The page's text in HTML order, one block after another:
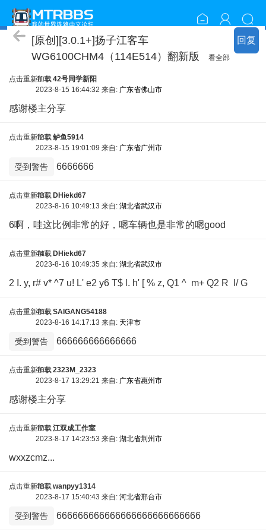
回复
资源包分享
[原创][3.0.1+]扬子江客车
WG6100CHM4（114E514）翻新版
看全部
点击重新加载
41车 42号同学新阳
2023-8-15 16:44:32 来自: 广东省佛山市
感谢楼主分享
点击重新加载
42车 鲈鱼5914
2023-8-15 19:01:09 来自: 广东省广州市
受到警告 6666666
点击重新加载
43车 DHiekd67
2023-8-16 10:49:13 来自: 湖北省武汉市
6啊，哇这比例非常的好，嗯车辆也是非常的嗯good
点击重新加载
44车 DHiekd67
2023-8-16 10:49:35 来自: 湖北省武汉市
2 I. y, r# v* ^7 u! L' e2 y6 T$ l. h' [ % z, Q1 ^ m+ Q2 R I/ G
点击重新加载
45车 SAIGANG54188
2023-8-16 14:17:13 来自: 天津市
受到警告 666666666666666
点击重新加载
46车 2323M_2323
2023-8-17 13:29:21 来自: 广东省惠州市
感谢楼主分享
点击重新加载
47车 江双成工作室
2023-8-17 14:23:53 来自: 湖北省荆州市
wxxzcmz...
点击重新加载
48车 wanpyy1314
2023-8-17 15:40:43 来自: 河北省邢台市
受到警告 666666666666666666666666666